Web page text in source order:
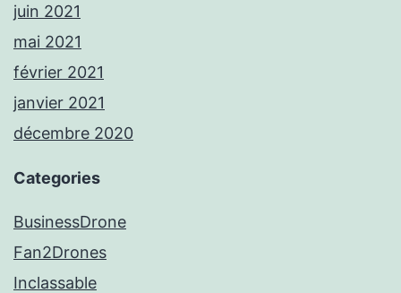
juin 2021
mai 2021
février 2021
janvier 2021
décembre 2020
Categories
BusinessDrone
Fan2Drones
Inclassable